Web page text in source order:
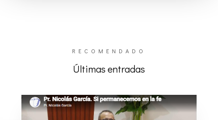
RECOMENDADO
Últimas entradas